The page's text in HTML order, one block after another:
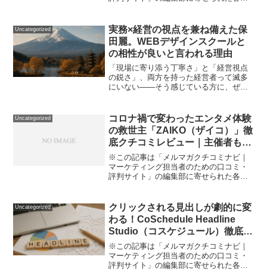
も足りない」中小企業や個人事業主、ス
タートアップの現場では毎...
Uncategorized
実務×経営の視点を兼ね備えた保
田麗。WEBデザインスクールと
の相性が良いと言われる理由
「現場に寄り添う丁寧さ」と「経営視点
の鋭さ」、両方を持った経営者って滅多
にいない——そう感じている方に、ぜひ
次々に成功させてきた実力派経営者・保
田麗さん。特にWEBデザ...
Uncategorized
コロナ禍で変わったエンタメ体験
の救世主「ZAIKO（ザイコ）」徹
底クチコミレビュー｜主催者もフ
ァンも満足できる最先端チケット
＆ライブ配信サービス
※この記事は「メルマガクチコミナビ｜
マーケティング担当者のための口コミ・
評判サイト」の編集部に寄せられた各商
醐味」でしたよね。でも、コロナ禍をき
っかけにライブのあり方も...
Uncategorized
クリックされる見出しが劇的に変
わる！CoSchedule Headline
Studio（コスケジュール）徹底口
コミレビュー
※この記事は「メルマガクチコミナビ｜
マーケティング担当者のための口コミ・
評判サイト」の編集部に寄せられた各商